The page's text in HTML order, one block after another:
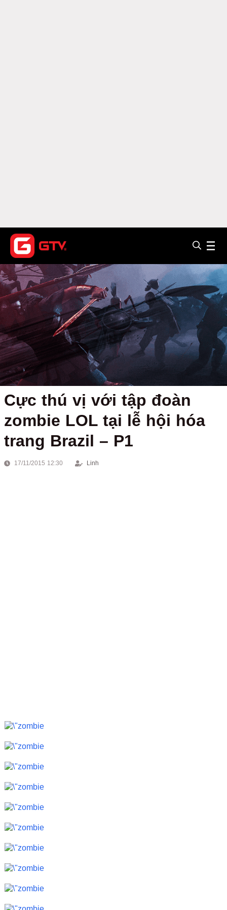
Cực thú vị với tập đoàn
zombie LOL tại lễ hội hóa
trang Brazil – P1
17/11/2015 12:30 Linh